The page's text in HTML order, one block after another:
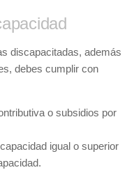
discapacitadas, además
debes cumplir con
o subsidios por
igual o superior